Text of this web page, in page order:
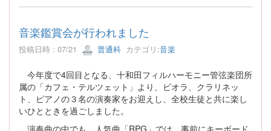
音楽鑑賞会が行われました
投稿日時 : 07/21 普通科 カテゴリ:音楽
今年度で4回目となる、十和田フィルハーモニー管弦楽団所
属の「カフェ・テルツェット」より、ビオラ、クラリネッ
ト、ピアノの３名の演奏家をお迎えし、全校生徒と共に楽し
いひとときを過ごしました。
演奏曲の中でも、人気曲「RPG」では、事前にキーボード